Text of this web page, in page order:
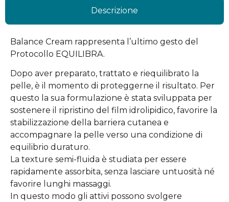
Descrizione
Balance Cream rappresenta l’ultimo gesto del
Protocollo EQUILIBRA.
Dopo aver preparato, trattato e riequilibrato la
pelle, è il momento di proteggerne il risultato. Per
questo la sua formulazione è stata sviluppata per
sostenere il ripristino del film idrolipidico, favorire la
stabilizzazione della barriera cutanea e
accompagnare la pelle verso una condizione di
equilibrio duraturo.
La texture semi-fluida è studiata per essere
rapidamente assorbita, senza lasciare untuosità né
favorire lunghi massaggi.
In questo modo gli attivi possono svolgere